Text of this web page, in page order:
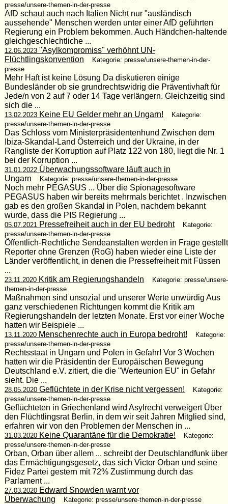
presse/unsere-themen-in-der-presse
AfD schaut auch nach Italien Nicht nur "ausländisch
aussehende" Menschen werden unter einer AfD geführten
Regierung ein Problem bekommen. Auch Händchen-haltende
gleichgeschlechtliche ...
12.06.2023"Asylkompromiss" verhöhnt UN-
Flüchtlingskonvention
Kategorie: presse/unsere-themen-in-der-
presse
Mehr Haft ist keine Lösung Da diskutieren einige
Bundesländer ob sie grundrechtswidrig die Präventivhaft für
Jede/n von 2 auf 7 oder 14 Tage verlängern. Gleichzeitig sind
sich die ...
13.02.2023Keine EU Gelder mehr an Ungarn!
Kategorie:
presse/unsere-themen-in-der-presse
Das Schloss vom Ministerpräsidentenhund Zwischen dem
Ibiza-Skandal-Land Österreich und der Ukraine, in der
Rangliste der Korruption auf Platz 122 von 180, liegt die Nr. 1
bei der Korruption ...
31.01.2022Überwachungssoftware läuft auch in
Ungarn
Kategorie: presse/unsere-themen-in-der-presse
Noch mehr PEGASUS ... Über die Spionagesoftware
PEGASUS haben wir bereits mehrmals berichtet . Inzwischen
gab es den großen Skandal in Polen, nachdem bekannt
wurde, dass die PIS Regierung ...
05.07.2021 Pressefreiheit auch in der EU bedroht
Kategorie:
presse/unsere-themen-in-der-presse
Öffentlich-Rechtliche Sendeanstalten werden in Frage gestellt
Reporter ohne Grenzen (RoG) haben wieder eine Liste der
Länder veröffentlicht, in denen die Pressefreiheit mit Füssen
...
23.11.2020Kritik am Regierungshandeln
Kategorie: presse/unsere-
themen-in-der-presse
Maßnahmen sind unsozial und unserer Werte unwürdig Aus
ganz verschiedenen Richtungen kommt die Kritik am
Regierungshandeln der letzten Monate. Erst vor einer Woche
hatten wir Beispiele ...
13.11.2020Menschenrechte auch in Europa bedroht!
Kategorie:
presse/unsere-themen-in-der-presse
Rechtsstaat in Ungarn und Polen in Gefahr! Vor 3 Wochen
hatten wir die Präsidentin der Europäischen Bewegung
Deutschland e.V. zitiert, die die "Werteunion EU" in Gefahr
sieht. Die ...
28.05.2020Geflüchtete in der Krise nicht vergessen!
Kategorie:
presse/unsere-themen-in-der-presse
Geflüchteten in Griechenland wird Asylrecht verweigert Über
den Flüchtlingsrat Berlin, in dem wir seit Jahren Mitglied sind,
erfahren wir von den Problemen der Menschen in ...
31.03.2020Keine Quarantäne für die Demokratie!
Kategorie:
presse/unsere-themen-in-der-presse
Orban, Orban über allem ... schreibt der Deutschlandfunk über
das Ermächtigungsgesetz, das sich Victor Orban und seine
Fidez Partei gestern mit 72% Zustimmung durch das
Parlament ...
27.03.2020Edward Snowden warnt vor
Überwachung
Kategorie: presse/unsere-themen-in-der-presse